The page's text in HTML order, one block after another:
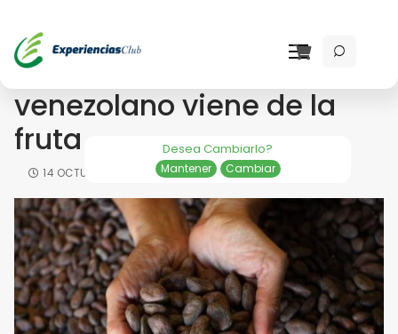
Desea Cambiarlo?
Mantener Cambiar
La calidad del chocolate
venezolano viene de la
fruta
14 OCTUBRE 2020 CHOCOLATE